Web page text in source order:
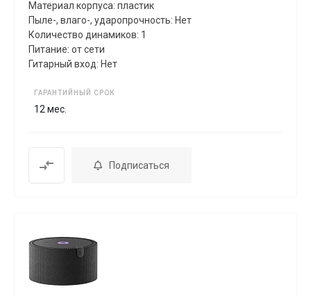
Материал корпуса: пластик
Пыле-, влаго-, ударопрочность: Нет
Количество динамиков: 1
Питание: от сети
Гитарный вход: Нет
ГАРАНТИЙНЫЙ СРОК
12 мес.
Подписаться